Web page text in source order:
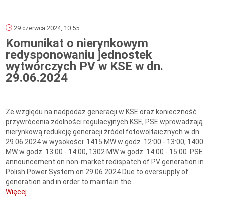
29 czerwca 2024, 10:55
Komunikat o nierynkowym
redysponowaniu jednostek
wytwórczych PV w KSE w dn.
29.06.2024
Ze względu na nadpodaż generacji w KSE oraz konieczność
przywrócenia zdolności regulacyjnych KSE, PSE wprowadzają
nierynkową redukcję generacji źródeł fotowoltaicznych w dn.
29.06.2024 w wysokości: 1415 MW w godz. 12:00 - 13:00, 1400
MW w godz. 13:00 - 14:00, 1302 MW w godz. 14:00 - 15:00. PSE
announcement on non-market redispatch of PV generation in
Polish Power System on 29.06.2024 Due to oversupply of
generation and in order to maintain the...
Więcej...